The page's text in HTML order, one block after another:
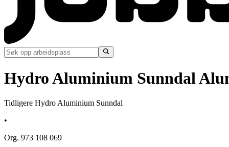
Hydro Aluminium Sunndal
Tidligere Hydro Aluminium Sunndal
•
Org. 973 108 069